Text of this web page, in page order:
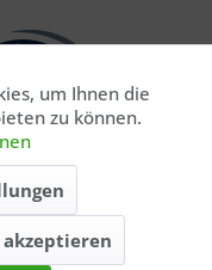
zzgl.
anders beschrieben. Die
entnehmen Sie bitte der
Aktiv
Aktiv
Aktiv
um Ihnen die
zu können.